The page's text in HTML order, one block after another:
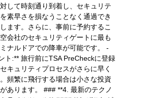
して時刻通り到着し、セキュリテ
素早さを損なうことなく通過でき
ます。さらに、事前に予約するこ
会社のセキュリティゲートに最も
ナルドアでの降車が可能です。 -
ト:** 旅行前にTSA PreCheckに登録
キュリティプロセスがさらに早く
頻繁に飛行する場合は小さな投資
あります。 ### **4. 最新のテクノ